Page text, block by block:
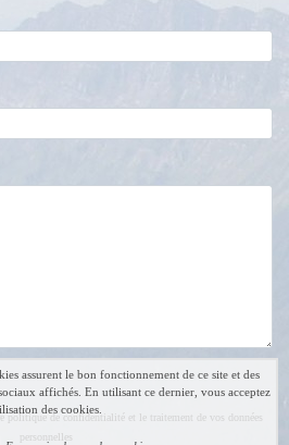
politique de confidentialité et le traitement de vos données
personnelles
assurent le bon fonctionnement de ce site et des
affichés. En utilisant ce dernier, vous acceptez
des cookies.